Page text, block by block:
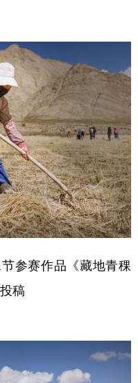
参赛作品《藏地青稞
稿